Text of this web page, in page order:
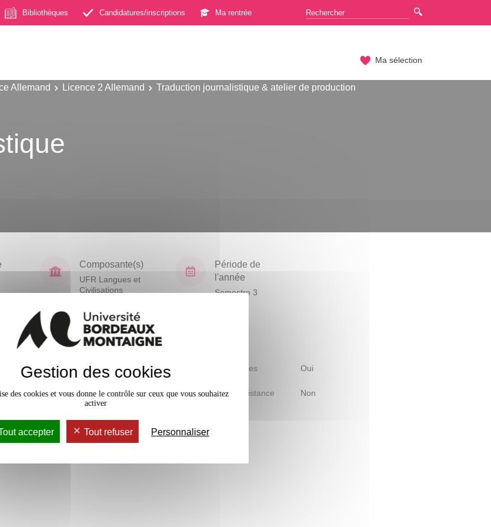
Bibliothèques Candidatures/inscriptions Ma rentrée
Ma sélection
Allemand Licence 2 Allemand Traduction journalistique & atelier de production
Composante(s)
UFR Langues et
Civilisations
Période de
l'année
Semestre 3
politique,
Mobilité d'études Oui
Accessible à distance Non
Gestion des cookies
des cookies et vous donne le contrôle sur ceux que vous souhaitez
activer
accepter Tout refuser Personnaliser